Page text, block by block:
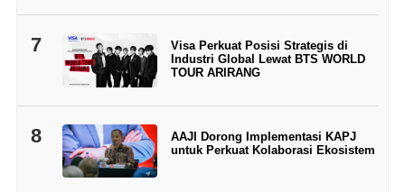
7
Visa Perkuat Posisi Strategis di
Industri Global Lewat BTS WORLD
TOUR ARIRANG
8
AAJI Dorong Implementasi KAPJ
untuk Perkuat Kolaborasi Ekosistem